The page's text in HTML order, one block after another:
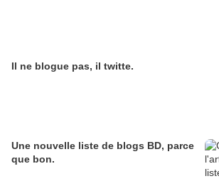
Il ne blogue pas, il twitte.
Une nouvelle liste de blogs BD, parce
que bon.